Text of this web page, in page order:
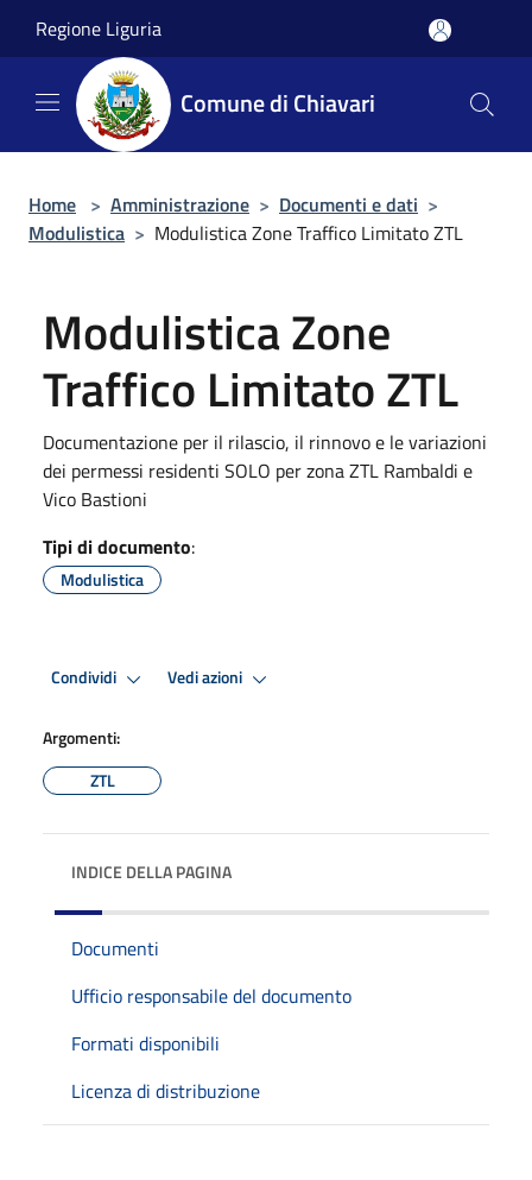
Regione Liguria
Comune di Chiavari
Home > Amministrazione > Documenti e dati >
Modulistica > Modulistica Zone Traffico Limitato ZTL
Modulistica Zone
Traffico Limitato ZTL
Documentazione per il rilascio, il rinnovo e le variazioni
dei permessi residenti SOLO per zona ZTL Rambaldi e
Vico Bastioni
Tipi di documento:
Modulistica
Condividi Vedi azioni
Argomenti:
ZTL
INDICE DELLA PAGINA
Documenti
Ufficio responsabile del documento
Formati disponibili
Licenza di distribuzione